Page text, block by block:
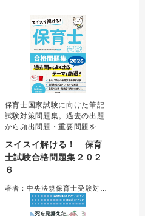
保育士国家試験に向けた筆記
試験対策問題集。過去の出題
から頻出問題・重要問題を厳
説。合格に必要な「正解する
力」を確実に身につけること
ができる。『合格テキスト』
的・効率的な学習をサポー
ト。便利な赤シート付き。
スイスイ解ける！ 保育
士試験合格問題集２０２
６